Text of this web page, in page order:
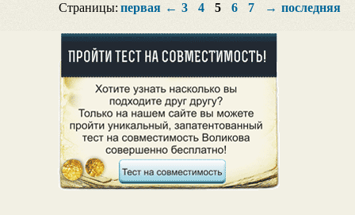
Страницы: первая ← 3 4 5 6 7 → последняя